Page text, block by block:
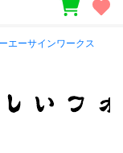
エーサインワークス